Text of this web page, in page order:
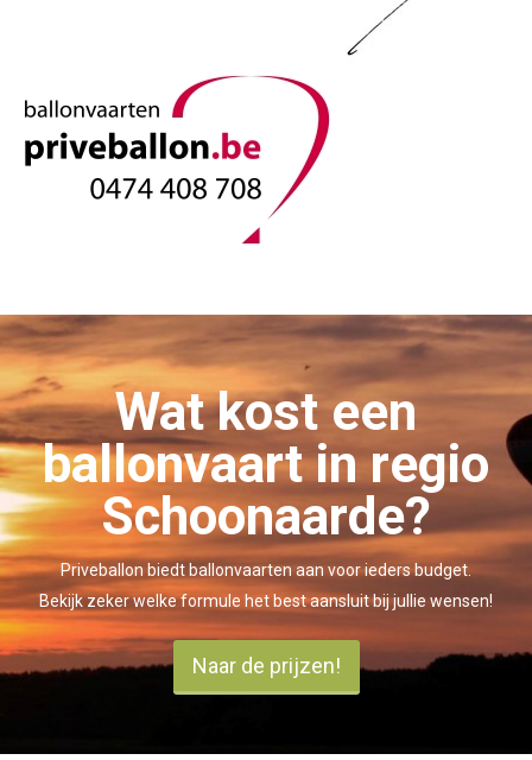
Wat kost een
ballonvaart in regio
Schoonaarde?
Priveballon biedt ballonvaarten aan voor ieders budget.
Bekijk zeker welke formule het best aansluit bij jullie wensen!
Naar de prijzen!